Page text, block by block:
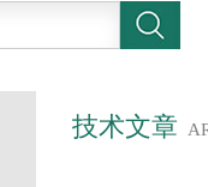
技术文章